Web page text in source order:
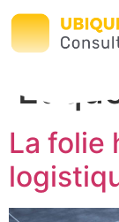
La folie